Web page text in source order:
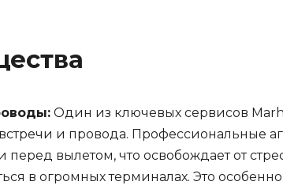
Один из ключевых сервисов
и провода. Профессиональные
вылетом, что освобождает от
в огромных терминалах. Это